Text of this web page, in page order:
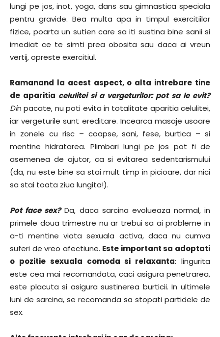
lungi pe jos, inot, yoga, dans sau gimnastica speciala
pentru gravide. Bea multa apa in timpul exercitiilor
fizice, poarta un sutien care sa iti sustina bine sanii si
imediat ce te simti prea obosita sau daca ai vreun
vertij, opreste exercitiul.
Ramanand la acest aspect, o alta intrebare tine
de aparitia celulitei si a vergeturilor: pot sa le evit?
Din pacate, nu poti evita in totalitate aparitia celulitei,
iar vergeturile sunt ereditare. Incearca masaje usoare
in zonele cu risc – coapse, sani, fese, burtica – si
mentine hidratarea. Plimbari lungi pe jos pot fi de
asemenea de ajutor, ca si evitarea sedentarismului
(da, nu este bine sa stai mult timp in picioare, dar nici
sa stai toata ziua lungita!).
Pot face sex?Da, daca sarcina evolueaza normal, in
primele doua trimestre nu ar trebui sa ai probleme in
a-ti mentine viata sexuala activa, daca nu cumva
suferi de vreo afectiune. Este important sa adoptati
o pozitie sexuala comoda si relaxanta: lingurita
este cea mai recomandata, caci asigura penetrarea,
este placuta si asigura sustinerea burticii. In ultimele
luni de sarcina, se recomanda sa stopati partidele de
sex.